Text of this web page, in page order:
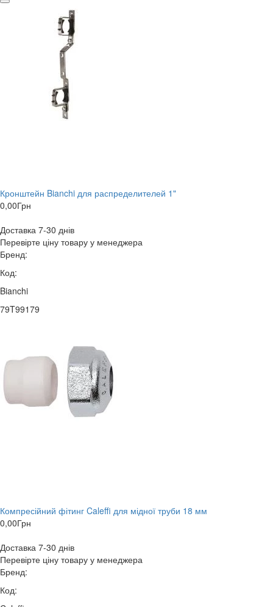
Кронштейн Bianchi для распределителей 1"
0,00Грн
Доставка 7-30 днів
Перевірте ціну товару у менеджера
Бренд:
Код:
Bianchi
79T99179
Компресійний фітинг Caleffi для мідної труби 18 мм
0,00Грн
Доставка 7-30 днів
Перевірте ціну товару у менеджера
Бренд:
Код: